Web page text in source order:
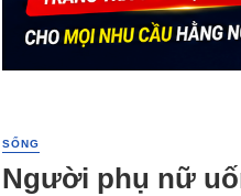
SỐNG
Người phụ nữ